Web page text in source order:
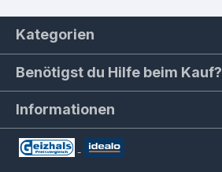
Kategorien
Benötigst du Hilfe beim Kauf?
Informationen